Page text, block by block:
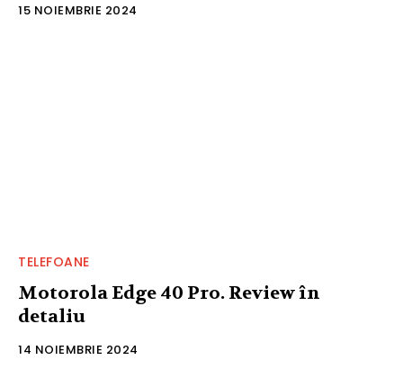
15 NOIEMBRIE 2024
TELEFOANE
Motorola Edge 40 Pro. Review în
detaliu
14 NOIEMBRIE 2024